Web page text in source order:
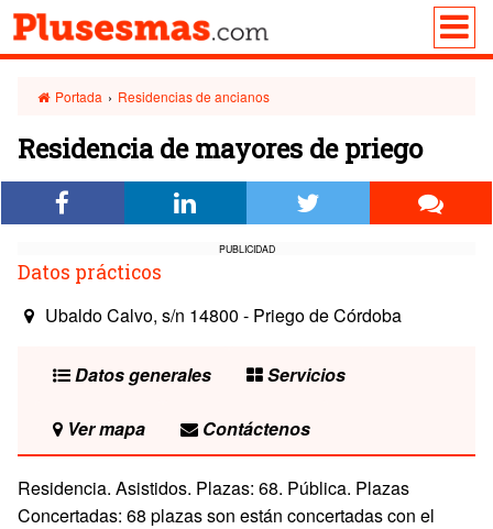
Portada › Residencias de ancianos
Residencia de mayores de priego
PUBLICIDAD
Datos prácticos
Ubaldo Calvo, s/n 14800 - Priego de Córdoba
Datos generales Servicios
Ver mapa Contáctenos
Residencia. Asistidos. Plazas: 68. Pública. Plazas
Concertadas: 68 plazas son están concertadas con el